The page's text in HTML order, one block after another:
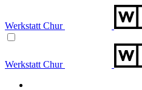
Werkstatt Chur
Werkstatt Chur